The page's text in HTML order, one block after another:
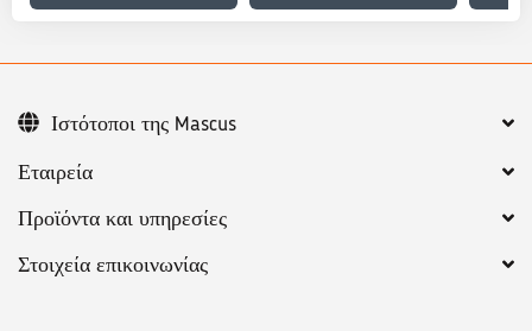
Εταιρεία
Προϊόντα και υπηρεσίες
Στοιχεία επικοινωνίας
Ιστότοποι της Mascus